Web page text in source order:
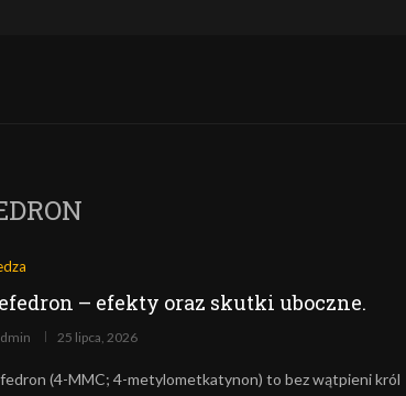
– efekty oraz skutki uboczne.
25 lipca, 2026
(4-MMC; 4-metylometkatynon) to bez wątpieni król